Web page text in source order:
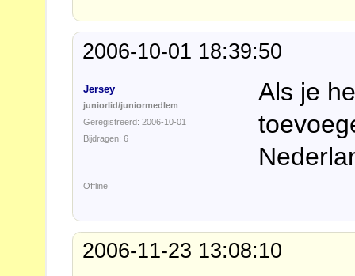
2006-10-01 18:39:50
Jersey
juniorlid/juniormedlem
Geregistreerd: 2006-10-01
Bijdragen: 6
Als je
Offline
2006-11-23 13:08:10